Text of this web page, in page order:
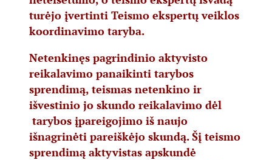
turėjo įvertinti Teismo ekspertų veiklos
koordinavimo taryba.
Netenkinęs pagrindinio aktyvisto
reikalavimo panaikinti tarybos
sprendimą, teismas netenkino ir
išvestinio jo skundo reikalavimo dėl
tarybos įpareigojimo iš naujo
išnagrinėti pareiškėjo skundą. Šį teismo
sprendimą aktyvistas apskundė